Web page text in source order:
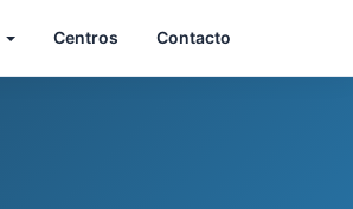
Centros Contacto